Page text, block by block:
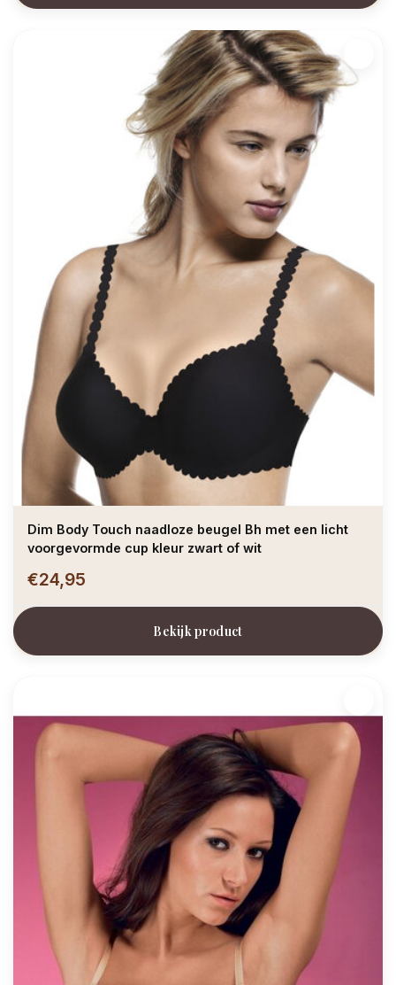
Dim Body Touch naadloze beugel Bh met een licht
voorgevormde cup kleur zwart of wit
€24,95
Bekijk product